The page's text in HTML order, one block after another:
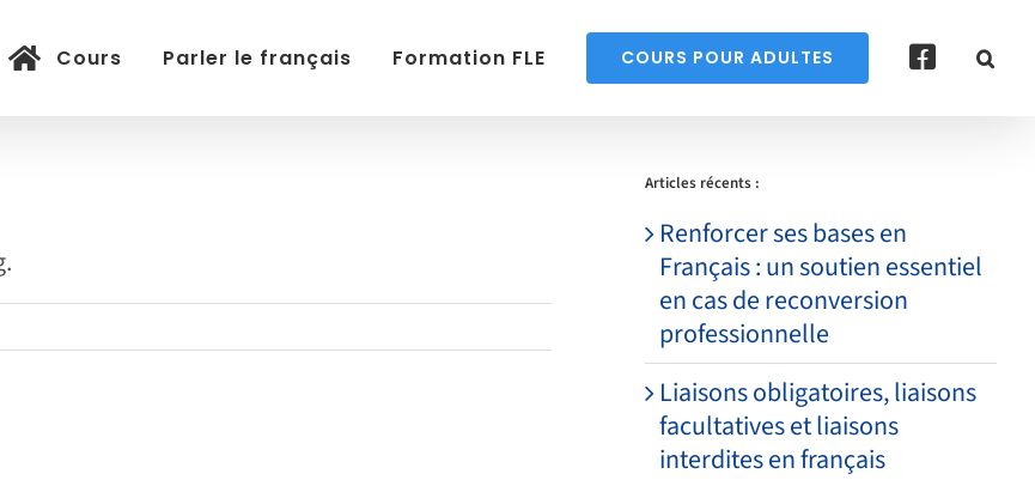
Cours Parler le français Formation FLE COURS POUR ADULTES
Articles récents :
Renforcer ses bases en
Français : un soutien essentiel
en cas de reconversion
professionnelle
Liaisons obligatoires, liaisons
facultatives et liaisons
interdites en français